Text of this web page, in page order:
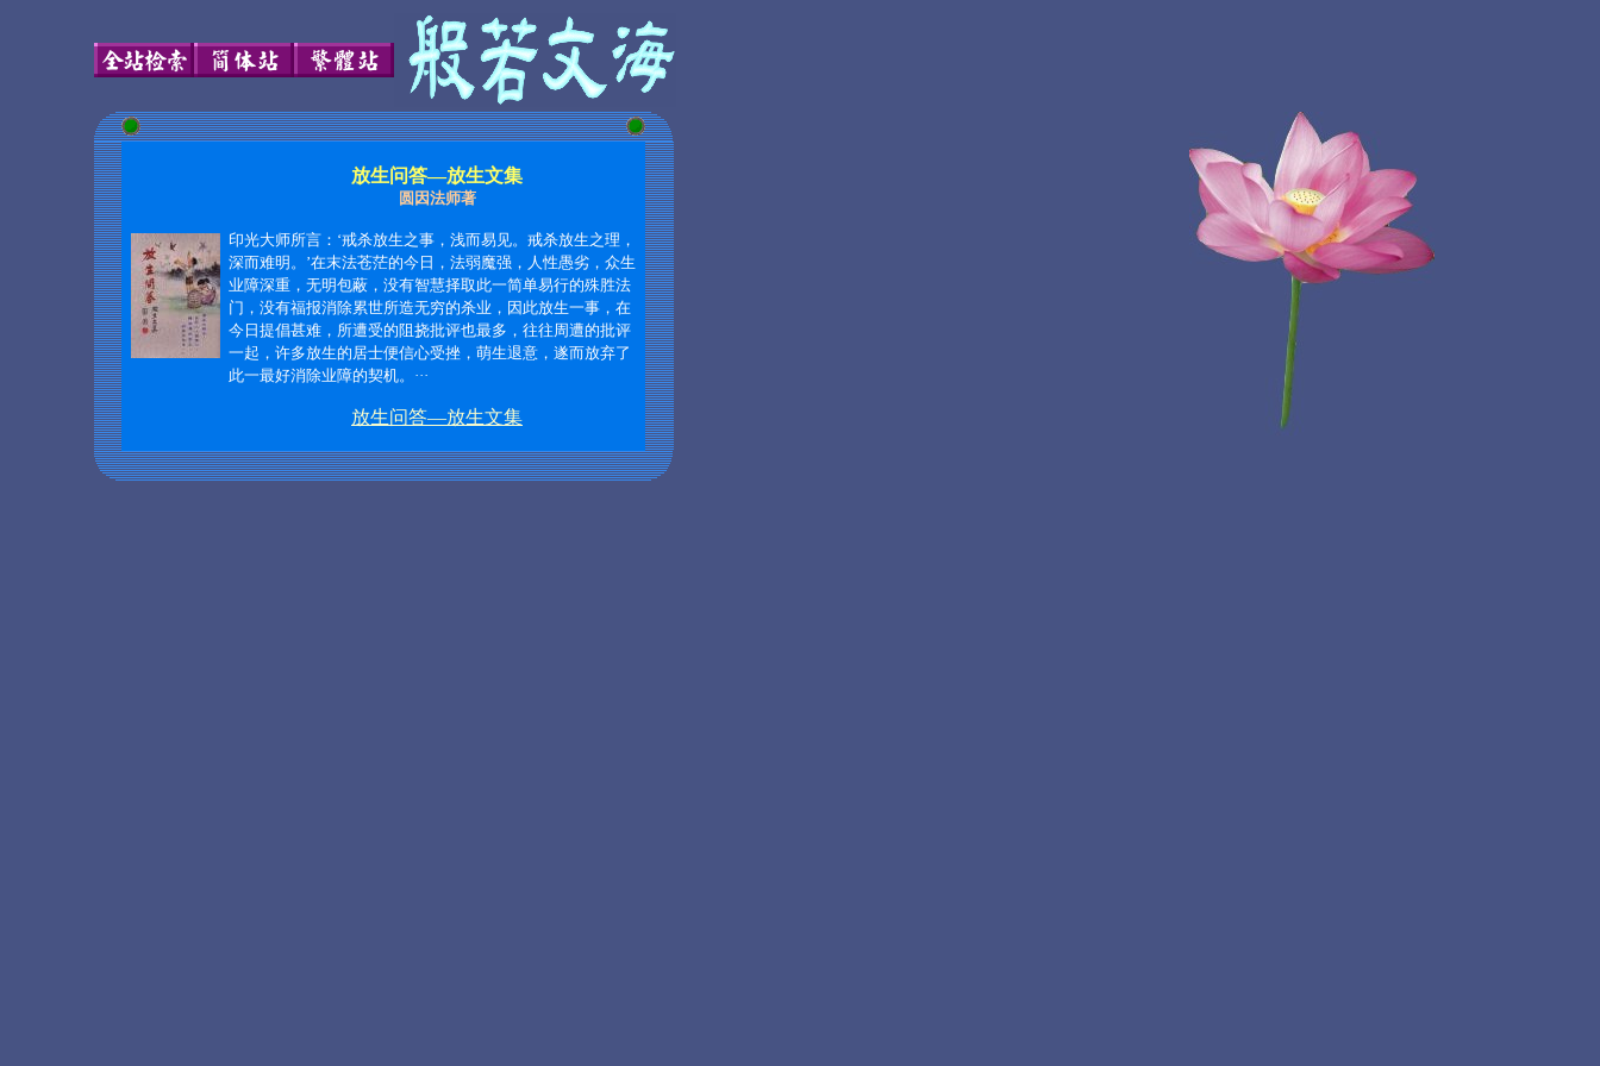
放生问答—放生文集
圆因法师著
印光大师所言：‘戒杀放生之事，浅而易见。戒杀放生之理，
深而难明。’在末法苍茫的今日，法弱魔强，人性愚劣，众生
业障深重，无明包蔽，没有智慧择取此一简单易行的殊胜法
门，没有福报消除累世所造无穷的杀业，因此放生一事，在
今日提倡甚难，所遭受的阻挠批评也最多，往往周遭的批评
一起，许多放生的居士便信心受挫，萌生退意，遂而放弃了
此一最好消除业障的契机。···
放生问答—放生文集